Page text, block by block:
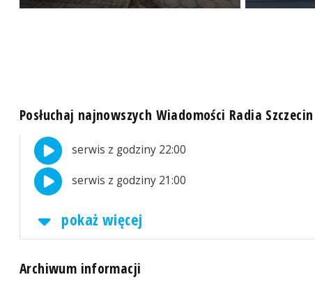
Posłuchaj najnowszych Wiadomości Radia Szczecin
serwis z godziny 22:00
serwis z godziny 21:00
pokaż więcej
Archiwum informacji